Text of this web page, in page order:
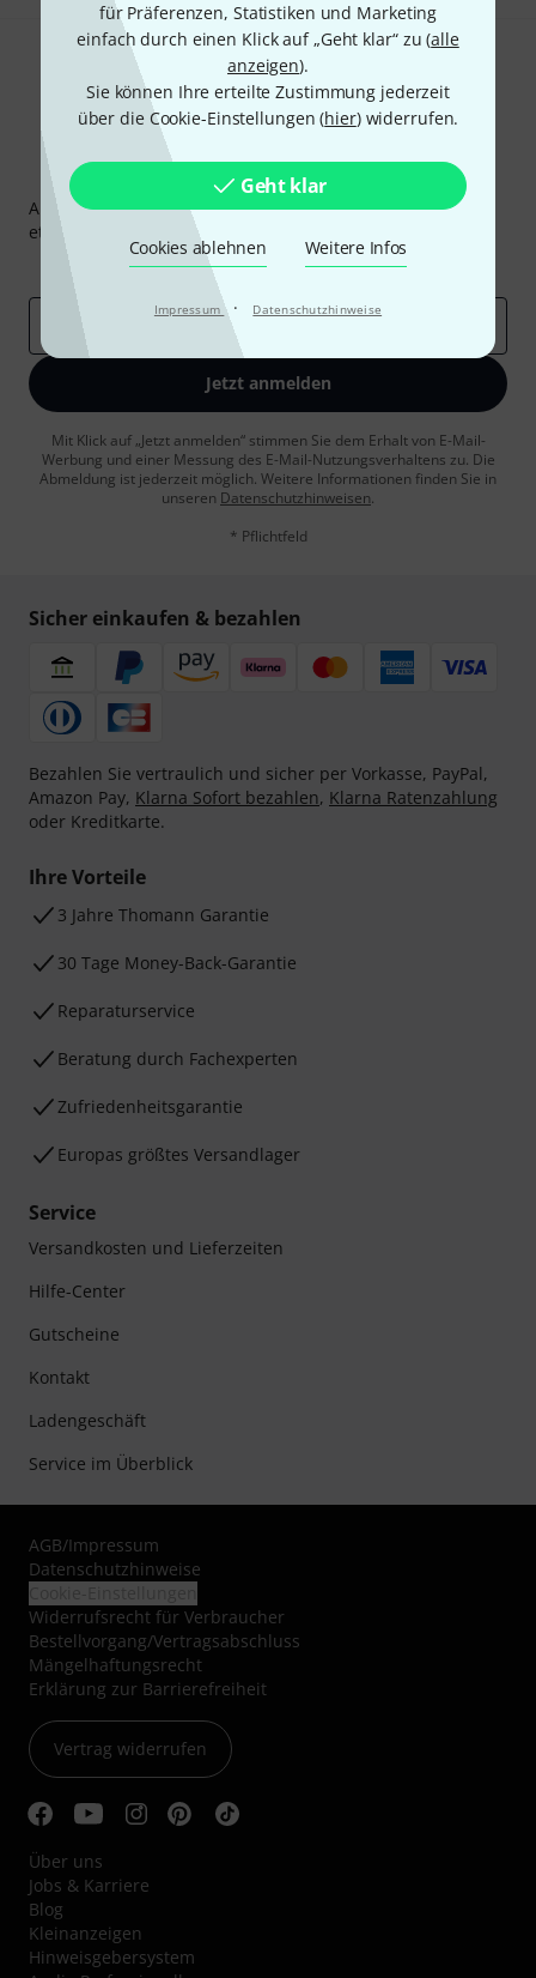
für Präferenzen, Statistiken und Marketing
einfach durch einen Klick auf „Geht klar“ zu (alle
anzeigen).
Sie können Ihre erteilte Zustimmung jederzeit
über die Cookie-Einstellungen (hier) widerrufen.
Geht klar
Cookies ablehnen Weitere Infos
Impressum · Datenschutzhinweise
Thomann Newsletter
Abonniere den Thomann Newsletter und gewinne mit
etwas Glück einen von
Inspirierende Beiträge
Deals Thomann Insights
Jetzt anmelden
Mit Klick auf „Jetzt anmelden“ stimmen Sie dem Erhalt von E-Mail-
Werbung und einer Messung des E-Mail-Nutzungsverhaltens zu. Die
Abmeldung ist jederzeit möglich. Weitere Informationen finden Sie in
unseren Datenschutzhinweisen.
* Pflichtfeld
Sicher einkaufen & bezahlen
Bezahlen Sie vertraulich und sicher per Vorkasse, PayPal,
Amazon Pay, Klarna Sofort bezahlen, Klarna Ratenzahlung
oder Kreditkarte.
Ihre Vorteile
3 Jahre Thomann Garantie
30 Tage Money-Back-Garantie
Reparaturservice
Beratung durch Fachexperten
Zufriedenheitsgarantie
Europas größtes Versandlager
Service
Versandkosten und Lieferzeiten
Hilfe-Center
Gutscheine
Kontakt
Ladengeschäft
Service im Überblick
AGB/Impressum
Datenschutzhinweise
Widerrufsrecht für Verbraucher
Bestellvorgang/Vertragsabschluss
Mängelhaftungsrecht
Erklärung zur Barrierefreiheit
Vertrag widerrufen
Über uns
Jobs & Karriere
Blog
Kleinanzeigen
Hinweisgebersystem